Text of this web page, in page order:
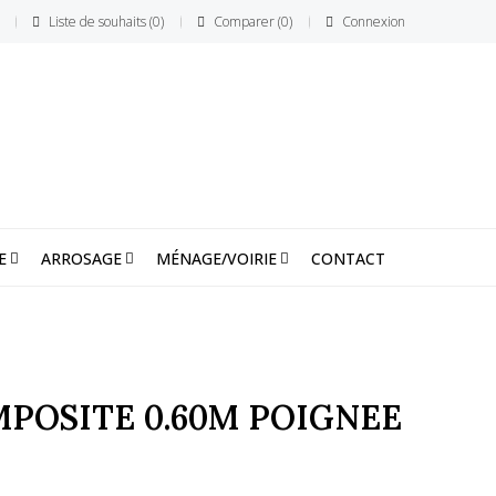
Liste de souhaits 0 Comparer 0 Connexion
ARROSAGE MÉNAGE/VOIRIE CONTACT
0.60M POIGNEE